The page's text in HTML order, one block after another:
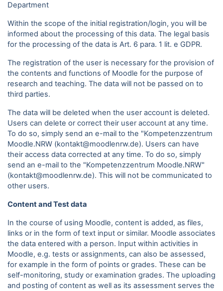
Department
Within the scope of the initial registration/login, you will be
informed about the processing of this data. The legal basis
for the processing of the data is Art. 6 para. 1 lit. e GDPR.
The registration of the user is necessary for the provision of
the contents and functions of Moodle for the purpose of
research and teaching. The data will not be passed on to
third parties.
The data will be deleted when the user account is deleted.
Users can delete or correct their user account at any time.
To do so, simply send an e-mail to the "Kompetenzzentrum
Moodle.NRW (kontakt@moodlenrw.de). Users can have
their access data corrected at any time. To do so, simply
send an e-mail to the "Kompetenzzentrum Moodle.NRW"
(kontakt@moodlenrw.de). This will not be communicated to
other users.
Content and Test data
In the course of using Moodle, content is added, as files,
links or in the form of text input or similar. Moodle associates
the data entered with a person. Input within activities in
Moodle, e.g. tests or assignments, can also be assessed,
for example in the form of points or grades. These can be
self-monitoring, study or examination grades. The uploading
and posting of content as well as its assessment serves the